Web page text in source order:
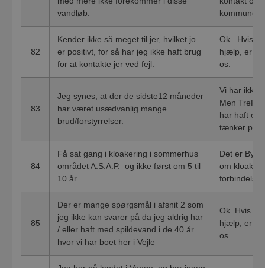
vandløb.
kommunen.
82
Kender ikke så meget til jer, hvilket jo
er positivt, for så har jeg ikke haft brug
for at kontakte jer ved fejl.
Ok. Hvis
hjælp, er du
os.
83
Jeg synes, at der de sidste12 måneder
har været usædvanlig mange
brud/forstyrrelser.
Vi har ikke
Men
har haft en
tænker på?
84
Få sat gang i kloakering i sommerhus
området A.S.A.P. og ikke først om 5 til
10 år.
Det er
om
forbindelse
85
Der er mange spørgsmål i afsnit 2 som
jeg ikke kan svarer på da jeg aldrig har
/ eller haft med spildevand i de 40 år
hvor vi har boet her i Vejle
Ok. Hvis
hjælp, er du
os.